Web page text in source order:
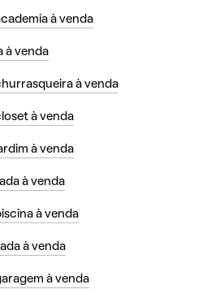
à venda
à venda
à venda
à venda
à venda
à venda
à venda
à venda
à venda